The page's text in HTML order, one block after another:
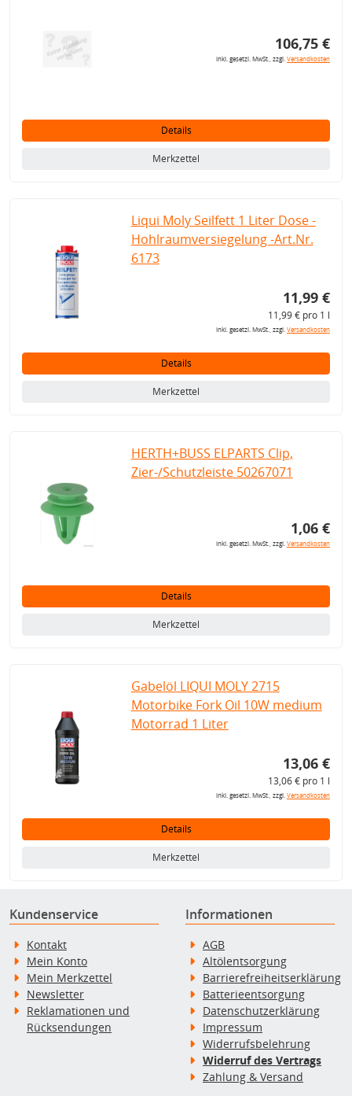
106,75 €
inkl. gesetzl. MwSt., zzgl.Versandkosten
Details
Merkzettel
Liqui Moly Seilfett 1 Liter Dose -
Hohlraumversiegelung -Art.Nr.
6173
11,99 €
11,99 € pro 1 l
inkl. gesetzl. MwSt., zzgl.Versandkosten
Details
Merkzettel
HERTH+BUSS ELPARTS Clip,
Zier-/Schutzleiste 50267071
1,06 €
inkl. gesetzl. MwSt., zzgl.Versandkosten
Details
Merkzettel
Gabelöl LIQUI MOLY 2715
Motorbike Fork Oil 10W medium
Motorrad 1 Liter
13,06 €
13,06 € pro 1 l
inkl. gesetzl. MwSt., zzgl.Versandkosten
Details
Merkzettel
Kundenservice
Kontakt
Mein Konto
Mein Merkzettel
Newsletter
Reklamationen und
Rücksendungen
Informationen
AGB
Altölentsorgung
Barrierefreiheitserklärung
Batterieentsorgung
Datenschutzerklärung
Impressum
Widerrufsbelehrung
Widerruf des Vertrags
Zahlung & Versand